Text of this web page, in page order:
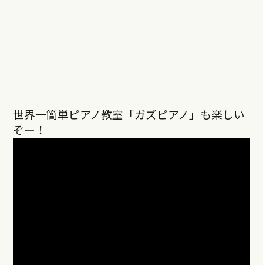
世界一簡単ピアノ教室「ガズピアノ」も楽しい
ぞー！